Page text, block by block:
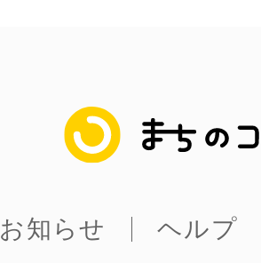
まちのコイン
お知らせ ヘルプ